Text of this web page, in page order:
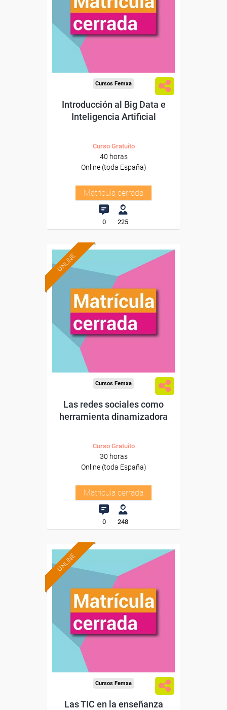
Cursos Femxa
Introducción al Big Data e
Inteligencia Artificial
Curso Gratuito
40 horas
Online (toda España)
Matrícula cerrada
0 225
ONLINE
Cursos Femxa
Las redes sociales como
herramienta dinamizadora
Curso Gratuito
30 horas
Online (toda España)
Matrícula cerrada
0 248
ONLINE
Cursos Femxa
Las TIC en la enseñanza